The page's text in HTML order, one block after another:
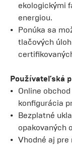
ekologickými
energiou.
Ponúka sa
tlačových
Používateľská
Online
konfigurácia
Bezplatné
opakovaných
Vhodné aj pre